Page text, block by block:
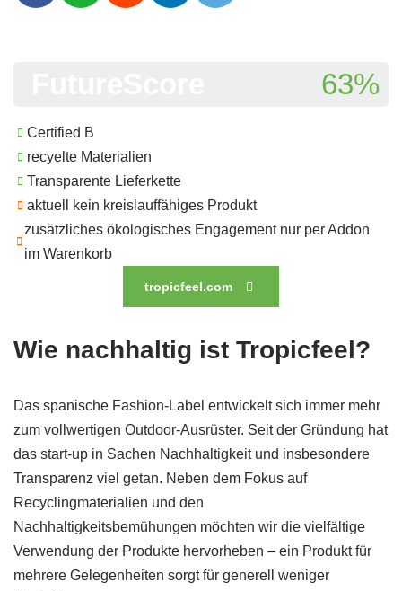
63%
Certified B
recyelte Materialien
Transparente Lieferkette
aktuell kein kreislauffähiges Produkt
zusätzliches ökologisches Engagement nur per Addon
im Warenkorb
tropicfeel.com
Wie nachhaltig ist Tropicfeel?
Das spanische Fashion-Label entwickelt sich immer mehr
zum vollwertigen Outdoor-Ausrüster. Seit der Gründung hat
das start-up in Sachen Nachhaltigkeit und insbesondere
Transparenz viel getan. Neben dem Fokus auf
Recyclingmaterialien und den
Nachhaltigkeitsbemühungen möchten wir die vielfältige
Verwendung der Produkte hervorheben – ein Produkt für
mehrere Gelegenheiten sorgt für generell weniger